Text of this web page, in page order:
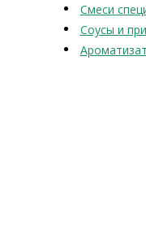
Смеси
Соусы и